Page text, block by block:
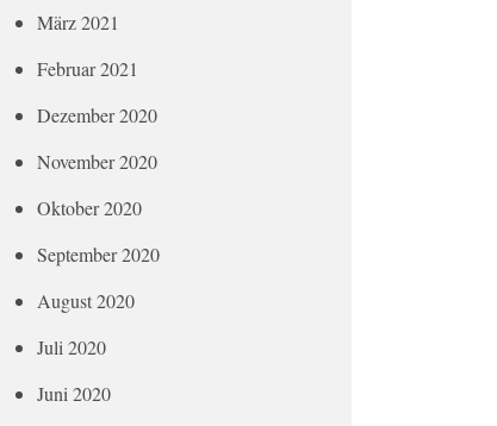
März 2021
Februar 2021
Dezember 2020
November 2020
Oktober 2020
September 2020
August 2020
Juli 2020
Juni 2020